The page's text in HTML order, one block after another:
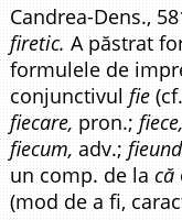
Candrea-Dens.,
firetic. A păstrat
formulele de
conjunctivulfie
fiecare, pron.;fiece,
fiecum, adv.;
un comp. de lacă
(mod de a fi,